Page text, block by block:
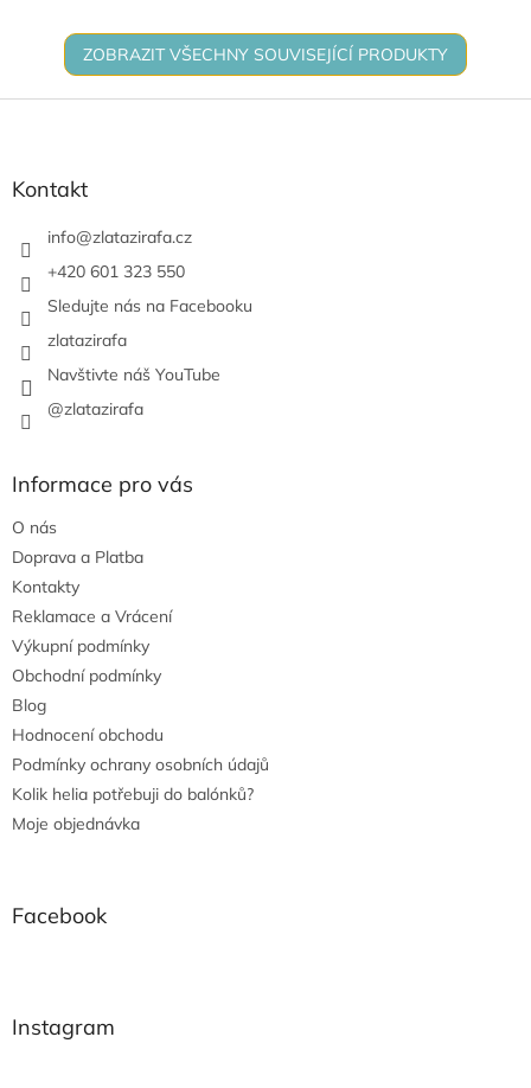
ZOBRAZIT VŠECHNY SOUVISEJÍCÍ PRODUKTY
Z
Kontakt
info@zlatazirafa.cz
+420 601 323 550
Sledujte nás na Facebooku
zlatazirafa
Navštivte náš YouTube
@zlatazirafa
Informace pro vás
O nás
Doprava a Platba
Kontakty
Reklamace a Vrácení
Výkupní podmínky
Obchodní podmínky
Blog
Hodnocení obchodu
Podmínky ochrany osobních údajů
Kolik helia potřebuji do balónků?
Moje objednávka
Facebook
Instagram